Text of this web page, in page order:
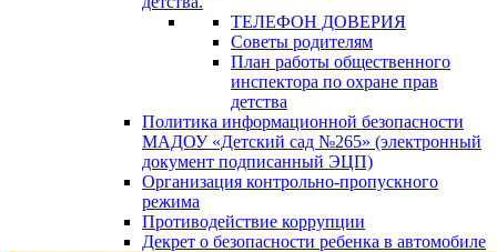
ТЕЛЕФОН ДОВЕРИЯ
Советы родителям
План работы общественного
инспектора по охране прав
детства
Политика информационной безопасности
МАДОУ «Детский сад №265» (электронный
документ подписанный ЭЦП)
Организация контрольно-пропускного
режима
Противодействие коррупции
Декрет о безопасности ребенка в автомобиле